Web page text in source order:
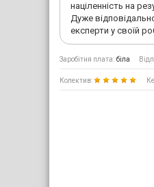
націленність на
Дуже
експерти у своїй
Заробітня плата: біла
Колектив: